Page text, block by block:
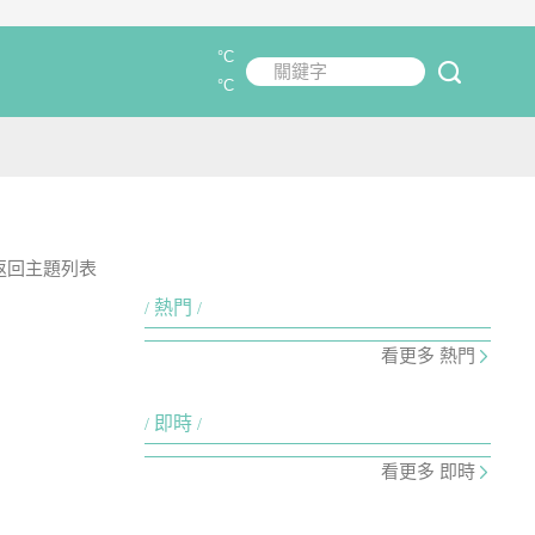
關鍵字
°C
°C
回主題列表
熱門
看更多 熱門
即時
看更多 即時